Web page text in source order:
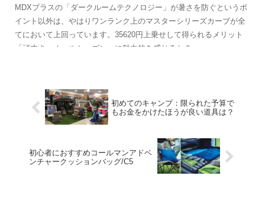
MDXプラスの「ダークルームテクノロジー」が暑さを防ぐというポ
イント以外は、やはりワンランク上のマスターシリーズカーブが全
てにおいて上回っています。35620円上乗せして得られるメリット
「頑丈さ、オールシーズン」に魅力的を感じるか？
初めてのキャンプ：限られた予算で
もお金をかけたほうが良い道具は？
初心者におすすめコールマンアドベ
ンチャークッションバッグ/C5